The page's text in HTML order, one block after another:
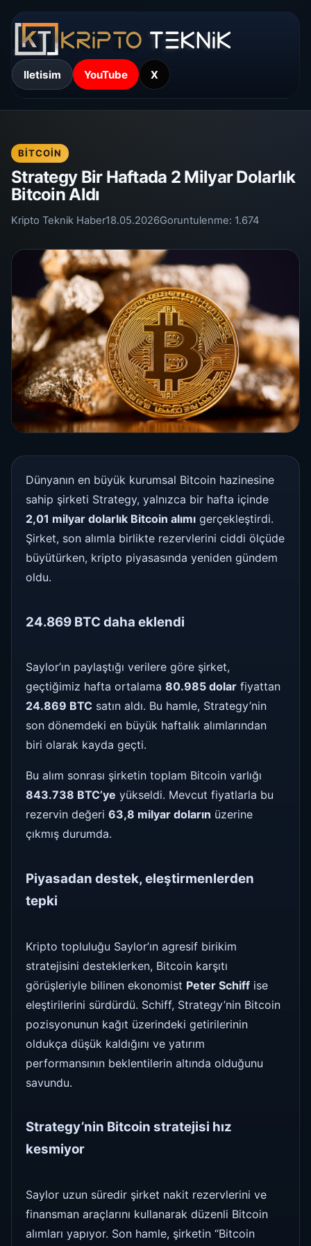
Iletisim YouTube X
BITCOIN
Strategy Bir Haftada 2 Milyar Dolarlık
Bitcoin Aldı
Kripto Teknik Haber18.05.2026Goruntulenme: 1.674
Dünyanın en büyük kurumsal Bitcoin hazinesine
sahip şirketi Strategy, yalnızca bir hafta içinde
2,01 milyar dolarlık Bitcoin alımı gerçekleştirdi.
Şirket, son alımla birlikte rezervlerini ciddi ölçüde
büyütürken, kripto piyasasında yeniden gündem
oldu.
24.869 BTC daha eklendi
Saylor’ın paylaştığı verilere göre şirket,
geçtiğimiz hafta ortalama 80.985 dolar fiyattan
24.869 BTC satın aldı. Bu hamle, Strategy’nin
son dönemdeki en büyük haftalık alımlarından
biri olarak kayda geçti.
Bu alım sonrası şirketin toplam Bitcoin varlığı
843.738 BTC’ye yükseldi. Mevcut fiyatlarla bu
rezervin değeri 63,8 milyar doların üzerine
çıkmış durumda.
Piyasadan destek, eleştirmenlerden
tepki
Kripto topluluğu Saylor’ın agresif birikim
stratejisini desteklerken, Bitcoin karşıtı
görüşleriyle bilinen ekonomist Peter Schiff ise
eleştirilerini sürdürdü. Schiff, Strategy’nin Bitcoin
pozisyonunun kağıt üzerindeki getirilerinin
oldukça düşük kaldığını ve yatırım
performansının beklentilerin altında olduğunu
savundu.
Strategy’nin Bitcoin stratejisi hız
kesmiyor
Saylor uzun süredir şirket nakit rezervlerini ve
finansman araçlarını kullanarak düzenli Bitcoin
alımları yapıyor. Son hamle, şirketin “Bitcoin